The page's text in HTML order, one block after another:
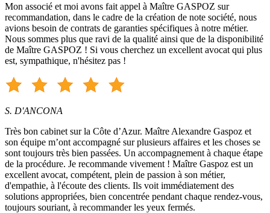
Mon associé et moi avons fait appel à Maître GASPOZ sur
recommandation, dans le cadre de la création de note société, nous
avions besoin de contrats de garanties spécifiques à notre métier.
Nous sommes plus que ravi de la qualité ainsi que de la disponibilité
de Maître GASPOZ ! Si vous cherchez un excellent avocat qui plus
est, sympathique, n'hésitez pas !
S. D'ANCONA
Très bon cabinet sur la Côte d’Azur. Maître Alexandre Gaspoz et
son équipe m’ont accompagné sur plusieurs affaires et les choses se
sont toujours très bien passées. Un accompagnement à chaque étape
de la procédure. Je recommande vivement ! Maître Gaspoz est un
excellent avocat, compétent, plein de passion à son métier,
d'empathie, à l'écoute des clients. Ils voit immédiatement des
solutions appropriées, bien concentrée pendant chaque rendez-vous,
toujours souriant, à recommander les yeux fermés.